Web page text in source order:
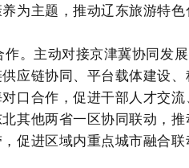
为主题，推动辽东旅游特
作。主动对接京津冀协同发
应链协同、平台载体建设
口合作，促进干部人才交
其他两省一区协同联动，
促进区域内重点城市融合